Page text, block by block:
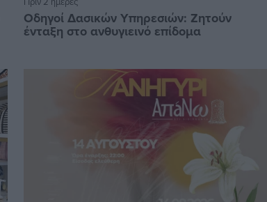
Οδηγοί Δασικών Υπηρεσιών: Ζητούν
ένταξη στο ανθυγιεινό επίδομα